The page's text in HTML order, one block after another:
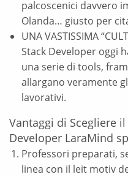
palcoscenici davvero
Olanda… giusto per
UNA VASTISSIMA
Stack Developer oggi
una serie di tools,
allargano veramente
lavorativi.
Vantaggi di Scegliere
Developer LaraMind
Professori preparati,
linea con il leit motiv